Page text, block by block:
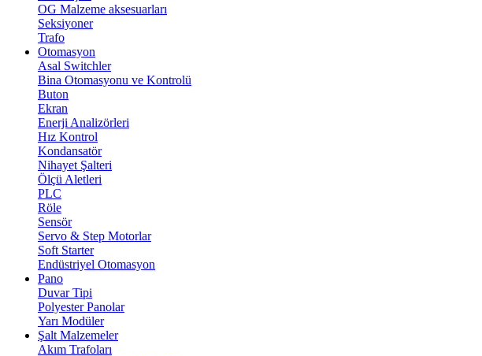
OG Malzeme aksesuarları
Seksiyoner
Trafo
Otomasyon
Asal Switchler
Bina Otomasyonu ve Kontrolü
Buton
Ekran
Enerji Analizörleri
Hız Kontrol
Kondansatör
Nihayet Şalteri
Ölçü Aletleri
PLC
Röle
Sensör
Servo & Step Motorlar
Soft Starter
Endüstriyel Otomasyon
Pano
Duvar Tipi
Polyester Panolar
Yarı Modüler
Şalt Malzemeler
Akım Trafoları